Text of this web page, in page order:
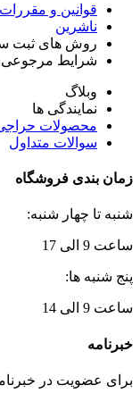
قوانین و مقررات
ناشرین
روش های ثبت
شرایط مرجوعی
وبلاگ
نمایندگی ها
محصولات
سوالات متداول
زمان بندی فروشگاه
شنبه تا چهار شنبه:
ساعت 9 الی 17
پنج شنبه ها:
ساعت 9 الی 14
خبرنامه
برای عضویت در